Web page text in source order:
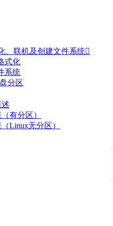
、联机及创建文件系统
式化
系统
分区
有分区）
Linux无分区）